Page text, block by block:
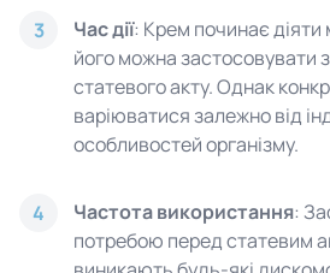
3 Час дії: Крем починає діяти
його можна застосовувати
статевого акту. Однак
варіюватися залежно від
особливостей організму.
4 Частота використання:
потребою перед статевим